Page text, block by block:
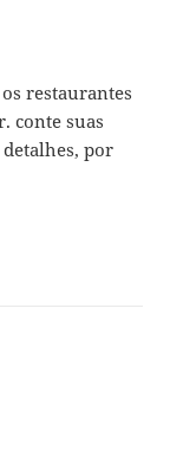
restaurantes
conte suas
por